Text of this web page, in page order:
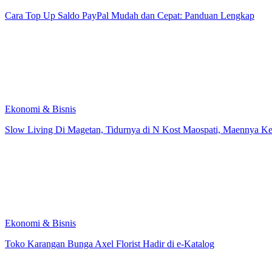
Cara Top Up Saldo PayPal Mudah dan Cepat: Panduan Lengkap
Ekonomi & Bisnis
Slow Living Di Magetan, Tidurnya di N Kost Maospati, Maennya Ke
Ekonomi & Bisnis
Toko Karangan Bunga Axel Florist Hadir di e-Katalog